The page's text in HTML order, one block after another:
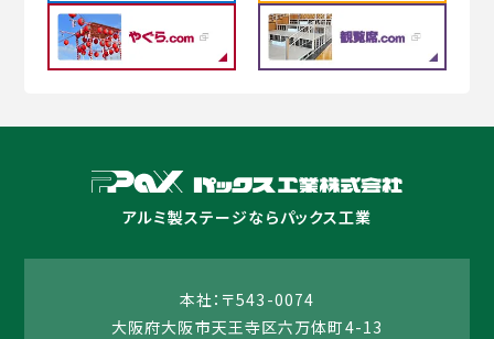
アルミ製ステージならパックス工業
本社：〒543-0074
大阪府大阪市天王寺区六万体町4-13